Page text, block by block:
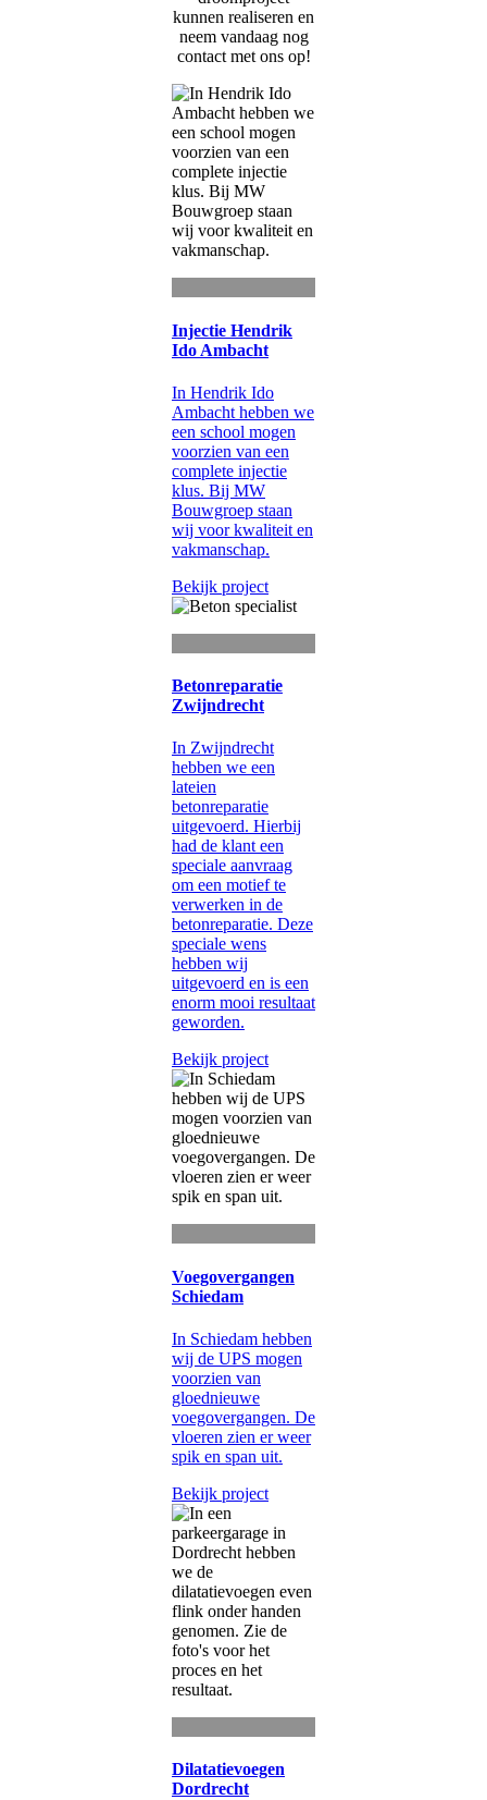
kunnen realiseren en
neem vandaag nog
contact met ons op!
Injectie Hendrik
Ido Ambacht
In Hendrik Ido
Ambacht hebben we
een school mogen
voorzien van een
complete injectie
klus. Bij MW
Bouwgroep staan
wij voor kwaliteit en
vakmanschap.
Bekijk project
Betonreparatie
Zwijndrecht
In Zwijndrecht
hebben we een
lateien
betonreparatie
uitgevoerd. Hierbij
had de klant een
speciale aanvraag
om een motief te
verwerken in de
betonreparatie. Deze
speciale wens
hebben wij
uitgevoerd en is een
enorm mooi resultaat
geworden.
Bekijk project
Voegovergangen
Schiedam
In Schiedam hebben
wij de UPS mogen
voorzien van
gloednieuwe
voegovergangen. De
vloeren zien er weer
spik en span uit.
Bekijk project
Dilatatievoegen
Dordrecht